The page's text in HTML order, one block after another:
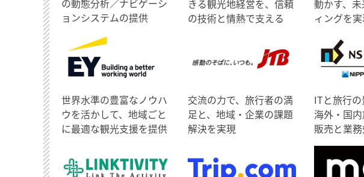
の動態分析／ナビゲーシ
ョンシステムの提供
きる観光地経営を、信頼
の技術と情熱で支える
動かす、
ィングを実
世界水準の豊富なノウハ
ウを活かして、地域ごと
に最適な観光支援を提供
交流の力で、旅行者の満
足と、地域・企業の課題
解決を実現
ITと旅行
海外・国
販売と業